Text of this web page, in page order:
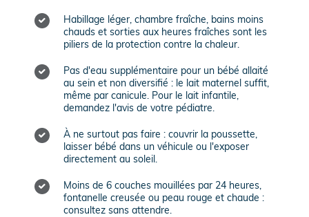
Habillage léger, chambre fraîche, bains moins
chauds et sorties aux heures fraîches sont les
piliers de la protection contre la chaleur.
Pas d'eau supplémentaire pour un bébé allaité
au sein et non diversifié : le lait maternel suffit,
même par canicule. Pour le lait infantile,
demandez l'avis de votre pédiatre.
À ne surtout pas faire : couvrir la poussette,
laisser bébé dans un véhicule ou l'exposer
directement au soleil.
Moins de 6 couches mouillées par 24 heures,
fontanelle creusée ou peau rouge et chaude :
consultez sans attendre.